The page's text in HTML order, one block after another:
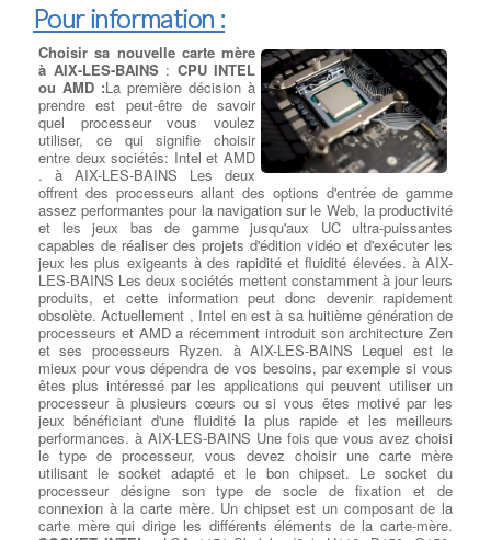
virus informatique est un
programme sournois qui
endommage votre ordinateur sans
votre permission, provoquant des
modifications indésirables et
nuisibles. Communément appelé 'malware',il s'agit d'un
logiciel malveillant. à AIX-LES-BAINS Éliminer les virus et les
malwares peut être problématique en fonction du type de fichier
téléchargé, de la durée de l'infection et des actions ultérieures
entreprises par l'utilisateur. à AIX-LES-BAINS Dans la plupart
des cas, notre équipe est en mesure derestaurer le système
d'exploitation de votre ordinateur, les programmes et de
récupérer les données d'origine. Dans de rares situations, il peut
être nécessaire de réinstaller le système tout en restaurant les
données utilisateur.
Il existe de nombreux virus et logiciels malveillants (malwares)
qui peuvent causer des dommages importants aux systèmes et
aux données. Voici quelques-uns des virus et malwares les plus
dangereux et notoires jusqu'à ma date de connaissance en
septembre 2021 :
WannaCry : Apparu en mai 2017, WannaCry était un ransomware
qui a infecté des centaines de milliers d'ordinateurs dans le
monde entier en exploitant une vulnérabilité de Windows. Il
chiffrait les données des victimes et exigeait une rançon en
bitcoin pour les récupérer.
NotPetya / ExPetr : Il est apparu en juin 2017 et a été classé
comme un ransomware, mais son objectif principal semblait être
de causer des dommages plutôt que de gagner de l'argent grâce
aux rançons. Il a causé des dégâts importants aux entreprises et
quand même la remise en état de votre ordinateur
portable.:Devis Réparateur Ordi Portable
Réparation sur Ordi Portables
Dépannage : ventilateur de
ordinateur: Souvent, un
ventilateur d'ordinateur à AIX-
LES-BAINS commencera à
émettre d'étranges bruits de
grincement ou des vibrations en
vitesse de pointe. Parfois, il n'y a
aucun avertissement et la vitesse
du ventilateur de pc faiblira
progressivement ou s'arrête silencieusement. Si l'un des
ventilateurs d'ordi est arrêté, vérifiez qu'il est bien connecté à
son alimentation. Si le ventilateur à AIX-LES-BAINS est
connecté et ne tourne toujours pas malgré la surchauffe du
processeur concerné,il doit être rapidement remplacé et la
pâte thermique changée. Le ventilateur de CPU ou de
processeur est monté à l'arrière du boîtier pour évacuer l'air
chaud. Les ventilateurs d'extraction peuvent également être
montés sur le dessus du boîtier, tandis que les ventilateurs
d'admission sont généralement montés sur le devant ou sur les
côtés. Si tous les ventilateurs de votre système CPU à AIX-LES-
BAINS fonctionnent, mais que l'ordi reste chaud ou est instable,
vous pouvez ajouter d'autres ventilateurs ou bien effectuer une
réparation de l'ensemble du système de refroidissement du PC.
Si votre boîtier ne peut plus supporter de ventilateurs ou devient
Pour information :
Choisir sa nouvelle carte mère
à AIX-LES-BAINS: CPU INTEL
ou AMD :La première décision à
prendre est peut-être de savoir
quel processeur vous voulez
utiliser, ce qui signifie choisir
entre deux sociétés: Intel et AMD
. à AIX-LES-BAINS Les deux
offrent des processeurs allant des options d'entrée de gamme
assez performantes pour la navigation sur le Web, la productivité
et les jeux bas de gamme jusqu'aux UC ultra-puissantes
capables de réaliser des projets d'édition vidéo et d'exécuter les
jeux les plus exigeants à des rapidité et fluidité élevées. à AIX-
LES-BAINS Les deux sociétés mettent constamment à jour leurs
produits, et cette information peut donc devenir rapidement
obsolète. Actuellement , Intel en est à sa huitième génération de
processeurs et AMD a récemment introduit son architecture Zen
et ses processeurs Ryzen. à AIX-LES-BAINS Lequel est le
mieux pour vous dépendra de vos besoins, par exemple si vous
êtes plus intéressé par les applications qui peuvent utiliser un
processeur à plusieurs cœurs ou si vous êtes motivé par les
jeux bénéficiant d'une fluidité la plus rapide et les meilleurs
performances. à AIX-LES-BAINS Une fois que vous avez choisi
le type de processeur, vous devez choisir une carte mère
utilisant le socket adapté et le bon chipset. Le socket du
processeur désigne son type de socle de fixation et de
connexion à la carte mère. Un chipset est un composant de la
carte mère qui dirige les différents éléments de la carte-mère.